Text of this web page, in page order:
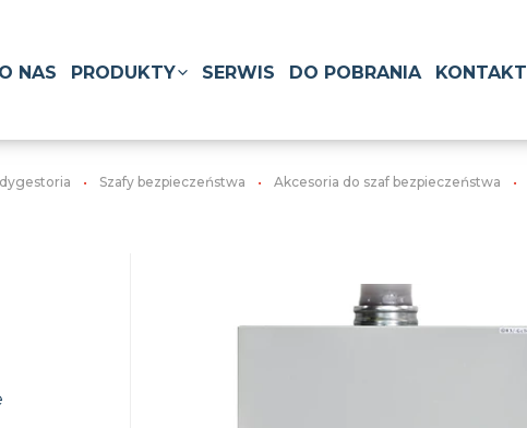
O NAS PRODUKTY SERWIS DO POBRANIA KONTAKT
Szafy bezpieczeństwa Akcesoria do szaf bezpieczeństwa